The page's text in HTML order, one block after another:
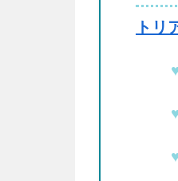
トリ